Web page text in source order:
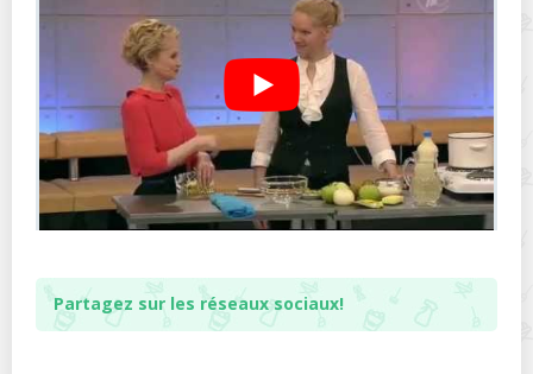
Partagez sur les réseaux sociaux!